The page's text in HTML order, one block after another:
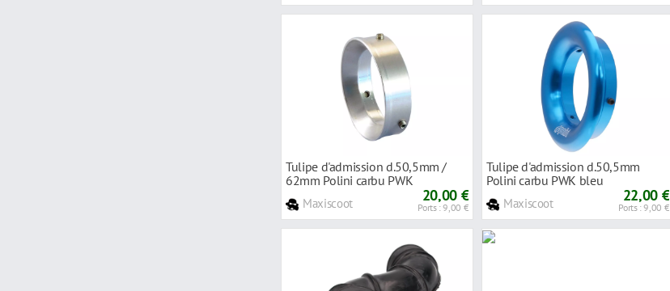
Tulipe d'admission d.50,5mm /
62mm Polini carbu PWK
Maxiscoot 20,00 €
Ports : 9,00 €
Tulipe d'admission d.50,5mm
Polini carbu PWK bleu
Maxiscoot 22,00 €
Ports : 9,00 €